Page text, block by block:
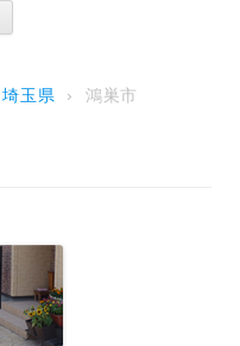
埼玉県 › 鴻巣市